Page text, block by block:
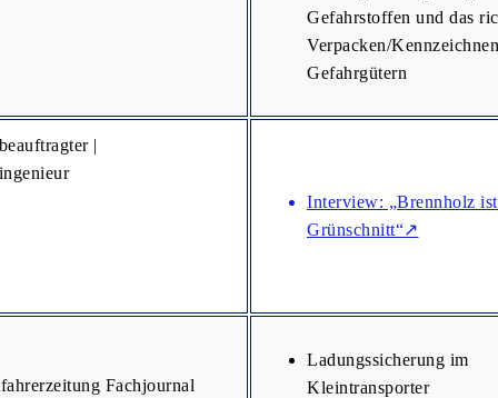
Gefahrstoffen und das
Verpacken/
Gefahrgütern
|
Interview: „Brennholz
Grünschnitt“↗
Fachjournal
Ladungssicherung im
Kleintransporter